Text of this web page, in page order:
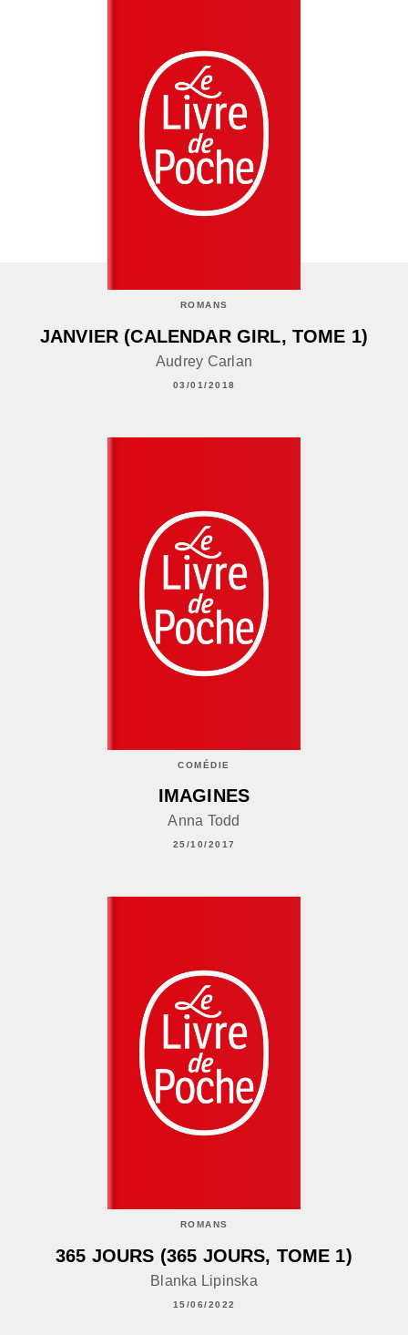
ROMANS
JANVIER (CALENDAR GIRL, TOME 1)
Audrey Carlan
03/01/2018
COMÉDIE
IMAGINES
Anna Todd
25/10/2017
ROMANS
365 JOURS (365 JOURS, TOME 1)
Blanka Lipinska
15/06/2022